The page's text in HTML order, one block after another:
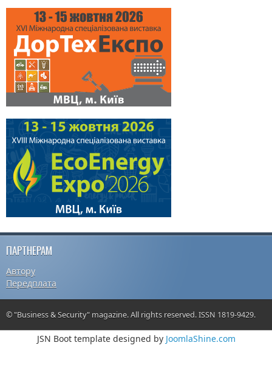
ПАРТНЕРАМ
Автору
Передплата
© "Business & Security" magazine. All rights reserved. ISSN 1819-9429.
JSN Boot template designed by JoomlaShine.com